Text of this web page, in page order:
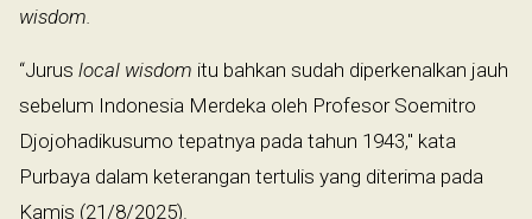
wisdom.
“Jurus local wisdom itu bahkan sudah diperkenalkan jauh
sebelum Indonesia Merdeka oleh Profesor Soemitro
Djojohadikusumo tepatnya pada tahun 1943," kata
Purbaya dalam keterangan tertulis yang diterima pada
Kamis (21/8/2025).